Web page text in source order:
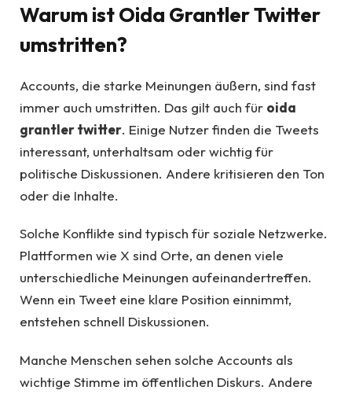
Warum ist Oida Grantler Twitter
umstritten?
Accounts, die starke Meinungen äußern, sind fast
immer auch umstritten. Das gilt auch für oida
grantler twitter. Einige Nutzer finden die Tweets
interessant, unterhaltsam oder wichtig für
politische Diskussionen. Andere kritisieren den Ton
oder die Inhalte.
Solche Konflikte sind typisch für soziale Netzwerke.
Plattformen wie X sind Orte, an denen viele
unterschiedliche Meinungen aufeinandertreffen.
Wenn ein Tweet eine klare Position einnimmt,
entstehen schnell Diskussionen.
Manche Menschen sehen solche Accounts als
wichtige Stimme im öffentlichen Diskurs. Andere